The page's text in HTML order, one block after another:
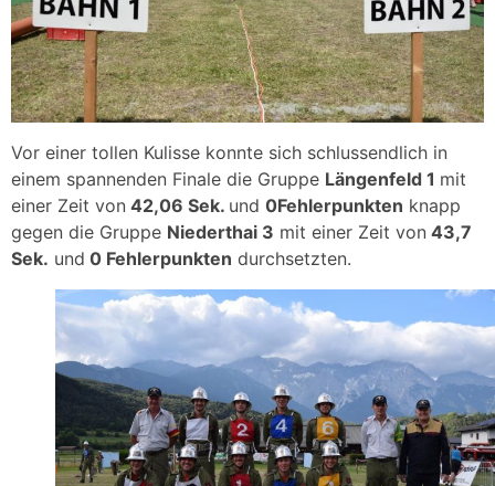
Vor einer tollen Kulisse konnte sich schlussendlich in
einem spannenden Finale die Gruppe Längenfeld 1 mit
einer Zeit von 42,06 Sek. und 0Fehlerpunkten knapp
gegen die Gruppe Niederthai 3 mit einer Zeit von 43,7
Sek. und 0 Fehlerpunkten durchsetzten.